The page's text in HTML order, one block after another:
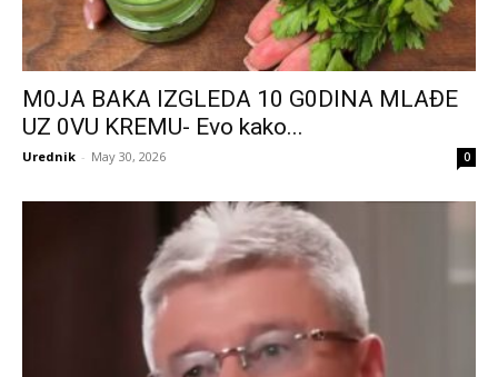
M0JA BAKA IZGLEDA 10 G0DINA MLAĐE
UZ 0VU KREMU- Evo kako...
Urednik - May 30, 2026 0